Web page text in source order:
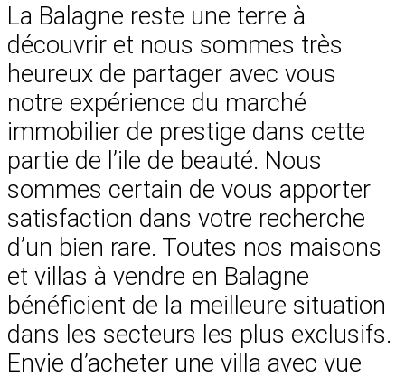
La Balagne reste une terre à
découvrir et nous sommes très
heureux de partager avec vous
notre expérience du marché
immobilier de prestige dans cette
partie de l’ile de beauté. Nous
sommes certain de vous apporter
satisfaction dans votre recherche
d’un bien rare. Toutes nos maisons
et villas à vendre en Balagne
bénéficient de la meilleure situation
dans les secteurs les plus exclusifs.
Envie d’acheter une villa avec vue